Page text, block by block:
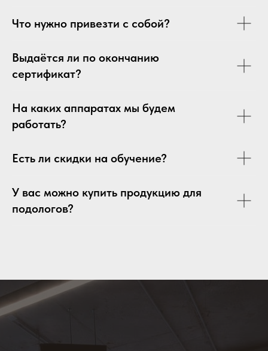
Что нужно привезти с собой?
Выдаётся ли по окончанию
сертификат?
На каких аппаратах мы будем
работать?
Есть ли скидки на обучение?
У вас можно купить продукцию для
подологов?